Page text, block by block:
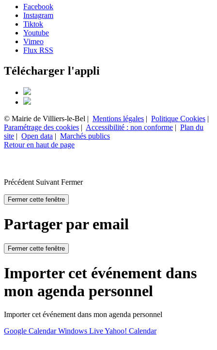
Facebook
Instagram
Tiktok
Youtube
Vimeo
Flux RSS
Télécharger l'appli
© Mairie de Villiers-le-Bel | Mentions légales | Politique Cookies |
Paramétrage des cookies | Accessibilité : non conforme | Plan du
site | Open data | Marchés publics
Retour en haut de page
Précédent Suivant Fermer
Fermer cette fenêtre
Partager par email
Fermer cette fenêtre
Importer cet événement dans
mon agenda personnel
Importer cet événement dans mon agenda personnel
Google CalendarWindows LiveYahoo! Calendar